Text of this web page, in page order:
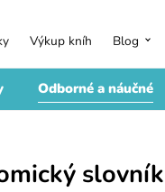
Odborné a náučné
Výkup kníh Blog
slovník